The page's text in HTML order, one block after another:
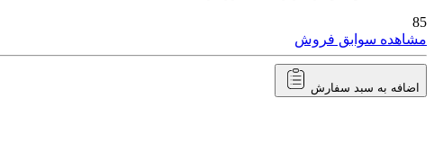
85
مشاهده سوابق فروش
اضافه به سبد سفارش